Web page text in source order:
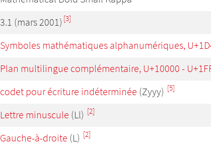
3.1 (mars 2001) [3]
Symboles mathématiques alphanumériques,
Plan multilingue complémentaire, U+10000 -
codet pour écriture indéterminée (Zyyy) [5]
Lettre minuscule (Ll) [2]
Gauche-à-droite (L) [2]